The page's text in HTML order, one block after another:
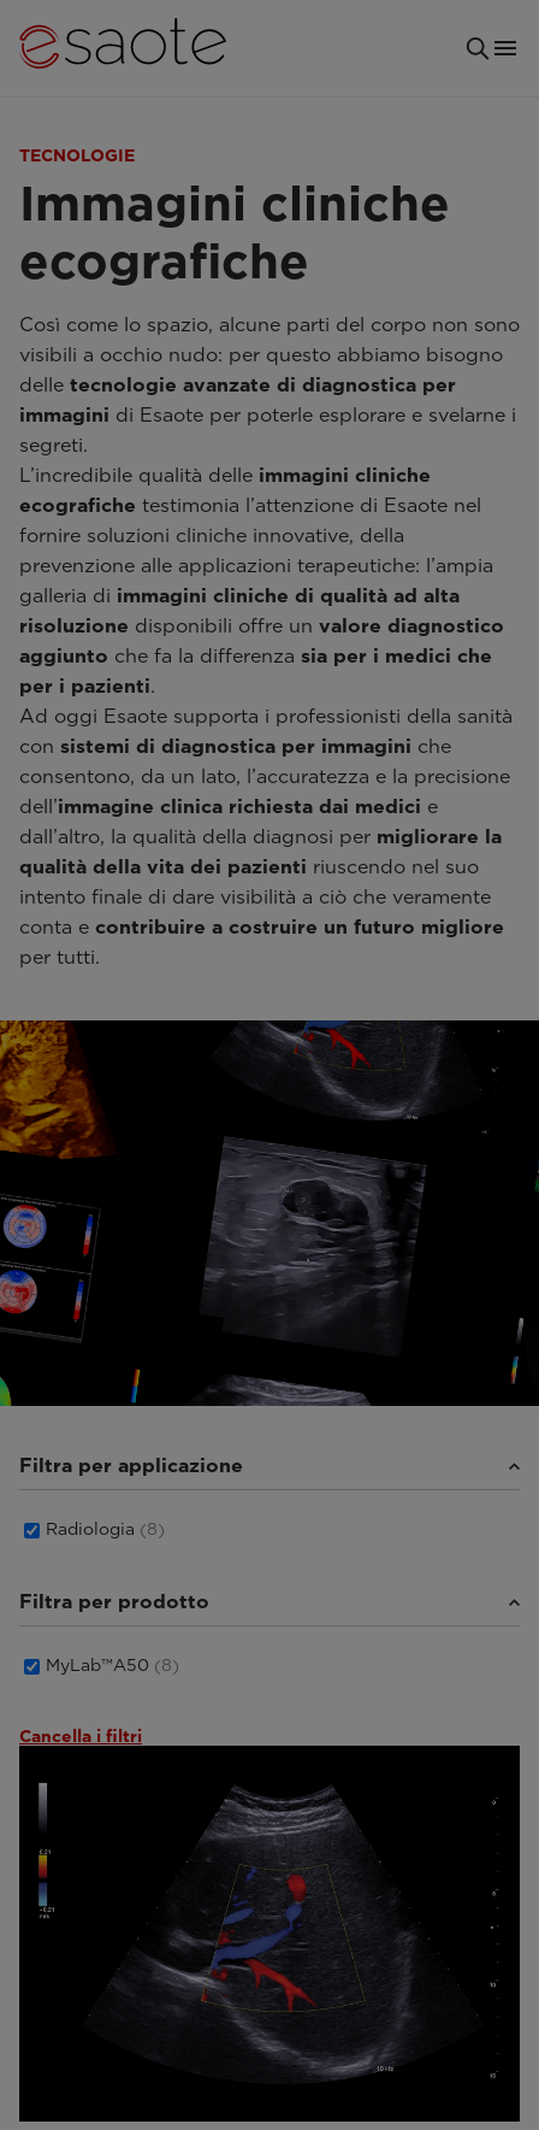
TECNOLOGIE
Immagini cliniche
ecografiche
Così come lo spazio, alcune parti del corpo non sono
visibili a occhio nudo: per questo abbiamo bisogno
delle tecnologie avanzate di diagnostica per
immagini di Esaote per poterle esplorare e svelarne i
segreti.
L’incredibile qualità delle immagini cliniche
ecografiche testimonia l’attenzione di Esaote nel
fornire soluzioni cliniche innovative, della
prevenzione alle applicazioni terapeutiche: l’ampia
galleria di immagini cliniche di qualità ad alta
risoluzione disponibili offre un valore diagnostico
aggiunto che fa la differenza sia per i medici che
per i pazienti.
Ad oggi Esaote supporta i professionisti della sanità
con sistemi di diagnostica per immagini che
consentono, da un lato, l’accuratezza e la precisione
dell’immagine clinica richiesta dai medici e
dall’altro, la qualità della diagnosi per migliorare la
qualità della vita dei pazienti riuscendo nel suo
intento finale di dare visibilità a ciò che veramente
conta e contribuire a costruire un futuro migliore
per tutti.
Filtra per applicazione
Radiologia (8)
Filtra per prodotto
MyLab™A50 (8)
Cancella i filtri